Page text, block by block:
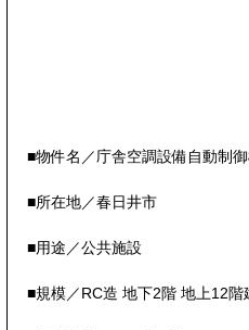
■物件名／庁舎空調設備自動制
■所在地／春日井市
■用途／公共施設
■規模／RC造 地下2階 地上12階